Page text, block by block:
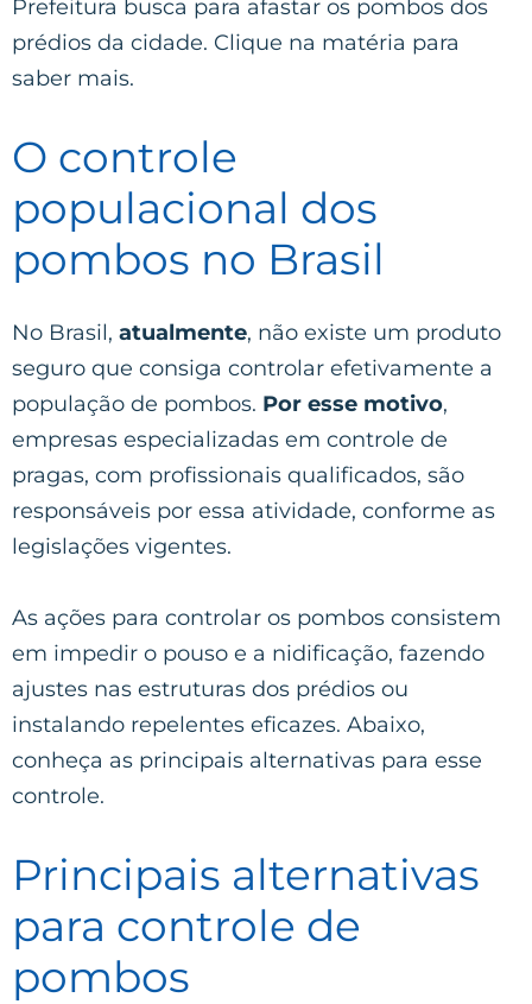
Prefeitura busca para afastar os pombos dos
prédios da cidade. Clique na matéria para
saber mais.
O controle
populacional dos
pombos no Brasil
No Brasil, atualmente, não existe um produto
seguro que consiga controlar efetivamente a
população de pombos. Por esse motivo,
empresas especializadas em controle de
pragas, com profissionais qualificados, são
responsáveis por essa atividade, conforme as
legislações vigentes.
As ações para controlar os pombos consistem
em impedir o pouso e a nidificação, fazendo
ajustes nas estruturas dos prédios ou
instalando repelentes eficazes. Abaixo,
conheça as principais alternativas para esse
controle.
Principais alternativas
para controle de
pombos